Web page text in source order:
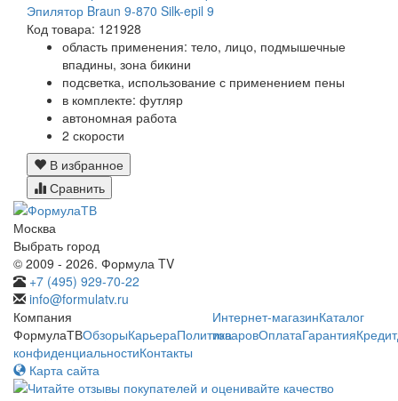
Эпилятор Braun 9-870 Silk-epil 9
Код товара: 121928
область применения: тело, лицо, подмышечные
впадины, зона бикини
подсветка, использование с применением пены
в комплекте: футляр
автономная работа
2 скорости
В избранное
Сравнить
Москва
Выбрать город
© 2009 - 2026. Формула TV
+7 (495) 929-70-22
info@formulatv.ru
Компания
ФормулаТВОбзорыКарьераПолитика
конфиденциальностиКонтакты
Интернет-магазинКаталог
товаровОплатаГарантияКредит
Карта сайта